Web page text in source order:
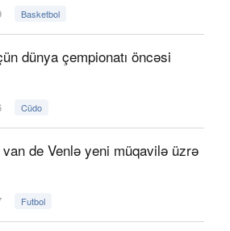
Basketbol
dünya çempionatı öncəsi
Cüdo
de Venlə yeni müqavilə üzrə
Futbol